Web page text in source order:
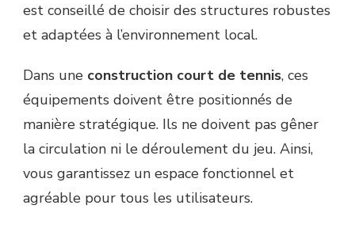
est conseillé de choisir des structures robustes
et adaptées à l’environnement local.
Dans une construction court de tennis, ces
équipements doivent être positionnés de
manière stratégique. Ils ne doivent pas gêner
la circulation ni le déroulement du jeu. Ainsi,
vous garantissez un espace fonctionnel et
agréable pour tous les utilisateurs.